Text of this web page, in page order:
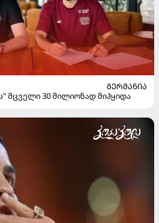
ᲒᲔᲠᲛᲐᲜᲘᲐ
მცველი 30 მილიონად მიჰყიდა